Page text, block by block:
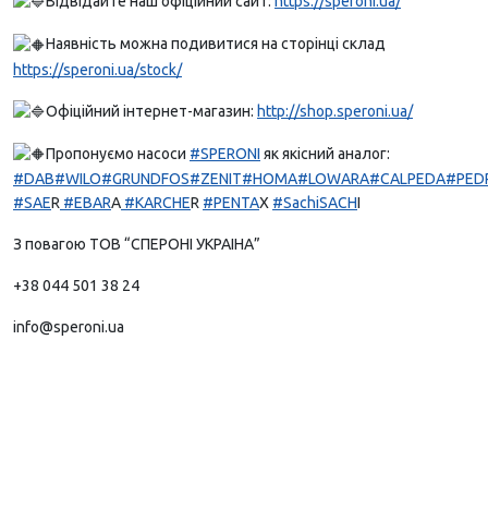
Наявність можна подивитися на сторінці склад
https://speroni.ua/stock/
Офіційний інтернет-магазин: http://shop.speroni.ua/
Пропонуємо насоси #SPERONI як якісний аналог:
#DAB#WILO#GRUNDFOS#ZENIT#HOMA#LOWARA#CALPEDA
#SAER #EBARA #KARCHER #PENTAX #SachiSACHI
З повагою ТОВ “СПЕРОНІ УКРАІНА”
+38 044 501 38 24
info@speroni.ua